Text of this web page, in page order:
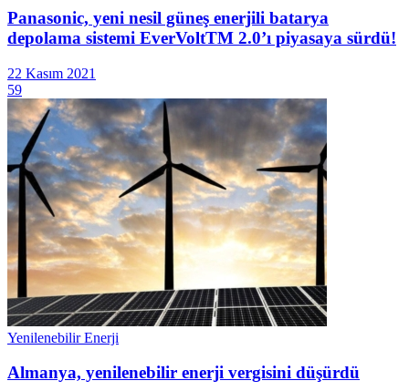
Panasonic, yeni nesil güneş enerjili batarya
depolama sistemi EverVoltTM 2.0’ı piyasaya sürdü!
22 Kasım 2021
59
Yenilenebilir Enerji
Almanya, yenilenebilir enerji vergisini düşürdü